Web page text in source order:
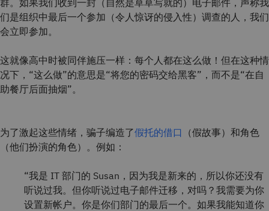
群。如果我们收到一封（自然是草草写就的）电子邮件，声称我
们是组织中最后一个参加（令人惊讶的侵入性）调查的人，我们
会立即参加。
这就像高中时被同伴施压一样：每个人都在这么做！但在这种情
况下，“这么做”的意思是“将您的密码交给黑客”，而不是“在自
助餐厅后面抽烟”。
为了激起这些情绪，骗子编造了假托的借口 （假故事）和角色
（他们扮演的角色）。例如：
“我是 IT 部门的 Susan，因为我是新来的，所以你还没有
听说过我。但你听说过电子邮件迁移，对吗？我需要为你
设置新帐户。你是你们部门的最后一个。如果我能知道你